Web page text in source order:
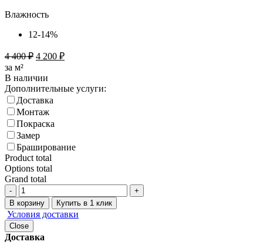
Влажность
12-14%
4 400₽ 4 200 ₽
за м²
В наличии
Дополнительные услуги:
Доставка
Монтаж
Покраска
Замер
Браширование
Product total
Options total
Grand total
-
+
В корзину
Купить в 1 клик
Условия доставки
Close
Доставка